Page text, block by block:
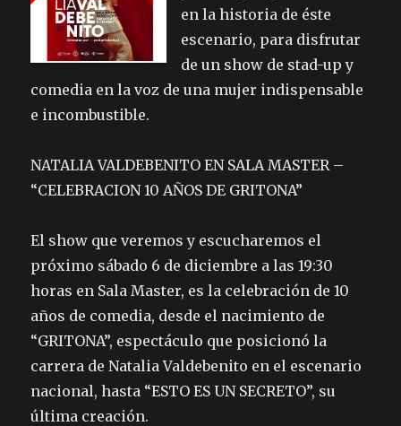
en la historia de éste
escenario, para disfrutar
de un show de stad-up y
comedia en la voz de una mujer indispensable
e incombustible.
NATALIA VALDEBENITO EN SALA MASTER –
“CELEBRACION 10 AÑOS DE GRITONA”
El show que veremos y escucharemos el
próximo sábado 6 de diciembre a las 19:30
horas en Sala Master, es la celebración de 10
años de comedia, desde el nacimiento de
“GRITONA”, espectáculo que posicionó la
carrera de Natalia Valdebenito en el escenario
nacional, hasta “ESTO ES UN SECRETO”, su
última creación.